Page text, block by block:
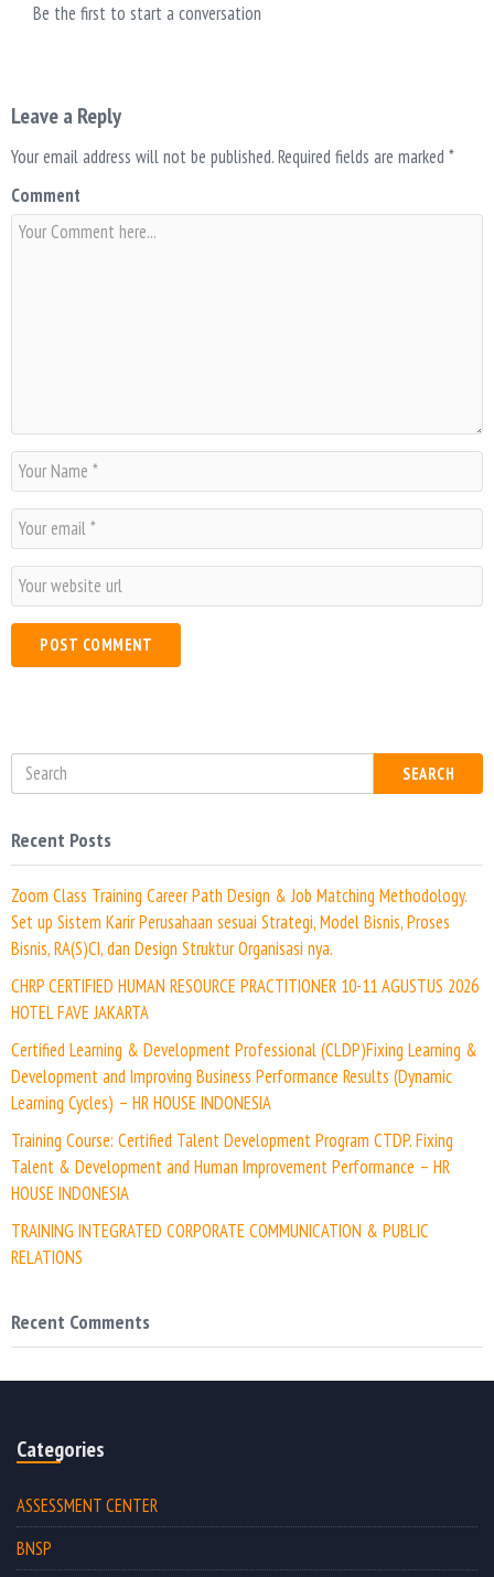
Be the first to start a conversation
Leave a Reply
Your email address will not be published.Required fields are marked *
Comment
N
a
m
*
m
a
l
W
e
b
SEARCH
Recent Posts
Zoom Class Training Career Path Design & Job Matching Methodology.
Set up Sistem Karir Perusahaan sesuai Strategi, Model Bisnis, Proses
Bisnis, RA(S)CI, dan Design Struktur Organisasi nya.
CHRP CERTIFIED HUMAN RESOURCE PRACTITIONER 10-11 AGUSTUS 2026
HOTEL FAVE JAKARTA
Certified Learning & Development Professional (CLDP)Fixing Learning &
Development and Improving Business Performance Results (Dynamic
Learning Cycles) – HR HOUSE INDONESIA
Training Course: Certified Talent Development Program CTDP. Fixing
Talent & Development and Human Improvement Performance – HR
HOUSE INDONESIA
TRAINING INTEGRATED CORPORATE COMMUNICATION & PUBLIC
RELATIONS
Recent Comments
Categories
ASSESSMENT CENTER
BNSP